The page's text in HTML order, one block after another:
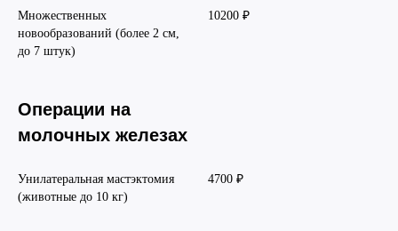
Множественных
новообразований (более 2 см,
до 7 штук)
10200 ₽
Операции на
молочных железах
Унилатеральная мастэктомия
(животные до 10 кг)
4700 ₽